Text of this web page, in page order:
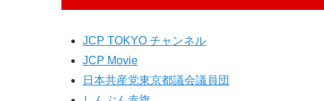
JCP TOKYO チャンネル
JCP Movie
日本共産党東京都議会議員団